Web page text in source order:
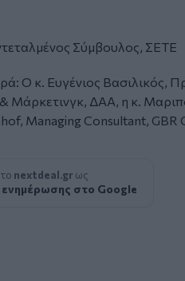
Σύμβουλος, ΣΕΤΕ
Βασιλικός,
& Μάρκετινγκ, ΔΑΑ, η κ.
Managing Consultant, GBR
nextdeal.gr ως
στο Google